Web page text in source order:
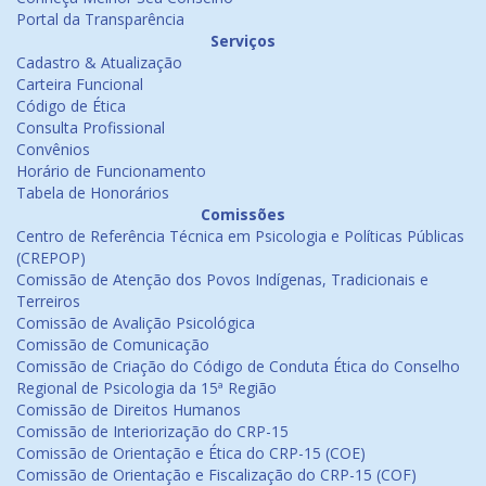
Portal da Transparência
Serviços
Cadastro & Atualização
Carteira Funcional
Código de Ética
Consulta Profissional
Convênios
Horário de Funcionamento
Tabela de Honorários
Comissões
Centro de Referência Técnica em Psicologia e Políticas Públicas
(CREPOP)
Comissão de Atenção dos Povos Indígenas, Tradicionais e
Terreiros
Comissão de Avalição Psicológica
Comissão de Comunicação
Comissão de Criação do Código de Conduta Ética do Conselho
Regional de Psicologia da 15ª Região
Comissão de Direitos Humanos
Comissão de Interiorização do CRP-15
Comissão de Orientação e Ética do CRP-15 (COE)
Comissão de Orientação e Fiscalização do CRP-15 (COF)